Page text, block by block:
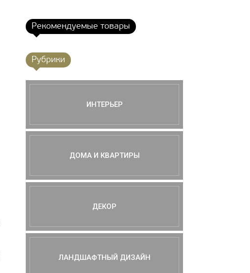
Рекомендуемые товары
Рубрики
ИНТЕРЬЕР
ДОМА И КВАРТИРЫ
ДЕКОР
ЛАНДШАФТНЫЙ ДИЗАЙН